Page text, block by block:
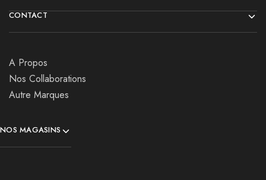
CONTACT
A Propos
Nos Collaborations
Autre Marques
NOS MAGASINS